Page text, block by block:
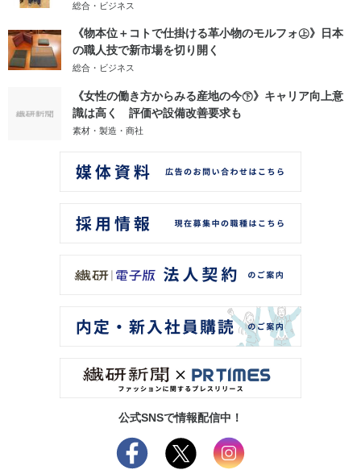
総合・ビジネス
《物本位＋コトで仕掛ける革小物のモルフォ㊤》日本
の職人技で新市場を切り開く
総合・ビジネス
《女性の働き方からみる産地の今㊦》キャリア向上意
識は高く 評価や設備改善要求も
素材・製造・商社
公式SNSで情報配信中！